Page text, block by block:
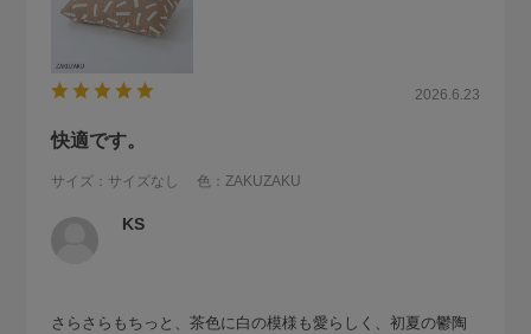
2026.6.23
快適です。
サイズ：サイズなし 色：ZAKUZAKU
KS
さらさらもちっと、茶色に白の模様も愛らしく、初夏の鬱陶